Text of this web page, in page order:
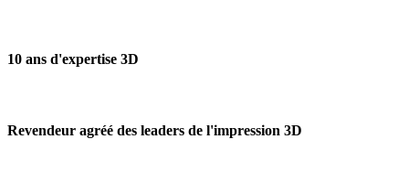
10 ans d'expertise 3D
Revendeur agréé des leaders de l'impression 3D